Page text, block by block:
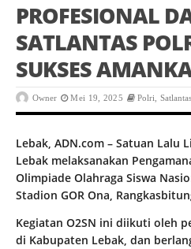
PROFESIONAL
SATLANTAS
SUKSES
Owner Mei 19, 2025 Polri Satlantas
Lebak, ADN.com – Satuan Lalu
Lebak melaksanakan
Olimpiade Olahraga Siswa
Stadion GOR Ona,
Kegiatan O2SN ini diikuti oleh
di Kabupaten Lebak, dan